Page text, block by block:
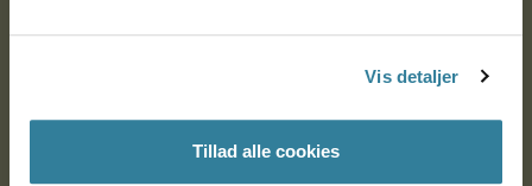
Vis detaljer
Tillad alle cookies
CVR: 1007 4002